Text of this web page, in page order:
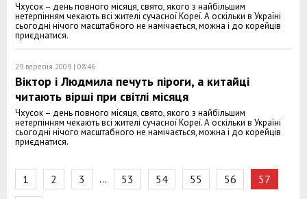
Чхусок – день повного місяця, свято, якого з найбільшим
нетерпінням чекають всі жителі сучасної Кореї. А оскільки в Україні
сьогодні нічого масштабного не намічається, можна і до корейців
приєднатися.
29 вересня 2009 | 08:46
Віктор і Людмила печуть піроги, а китайці
читають вірші при світлі місяця
Чхусок – день повного місяця, свято, якого з найбільшим
нетерпінням чекають всі жителі сучасної Кореї. А оскільки в Україні
сьогодні нічого масштабного не намічається, можна і до корейців
приєднатися.
1 2 3 … 53 54 55 56
57